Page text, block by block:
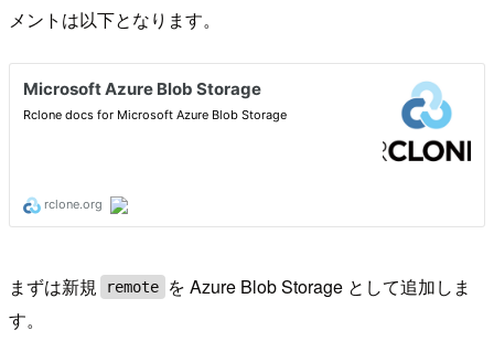
メントは以下となります。
まずは新規 remote
を Azure Blob Storage として追加しま
す。